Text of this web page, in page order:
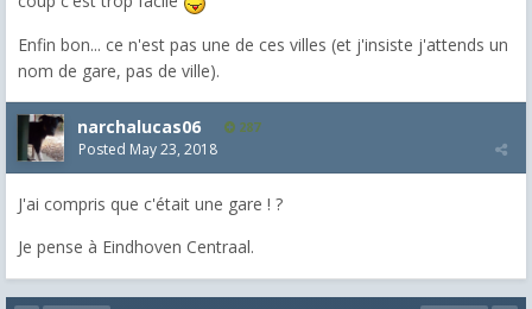
Enfin bon... ce n'est pas une de ces villes (et j'insiste j'attends un
nom de gare, pas de ville).
narchalucas06 287
Posted May 23, 2018
J'ai compris que c'était une gare ! ?
Je pense à Eindhoven Centraal.